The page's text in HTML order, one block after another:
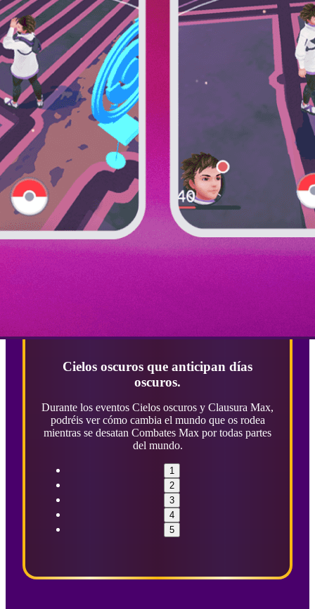
Cielos oscuros que anticipan días
oscuros.
Durante los eventos Cielos oscuros y Clausura Max,
podréis ver cómo cambia el mundo que os rodea
mientras se desatan Combates Max por todas partes
del mundo.
1
2
3
4
5